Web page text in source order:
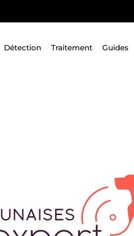
Détection Traitement Guides